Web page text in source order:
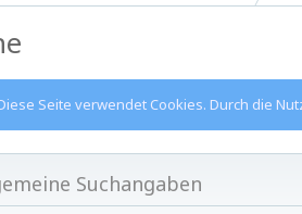
Seite verwendet Cookies. Durch die
Suchangaben